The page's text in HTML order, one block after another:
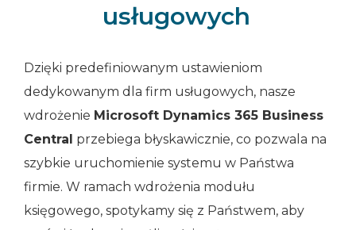
usługowych
Dzięki predefiniowanym ustawieniom
dedykowanym dla firm usługowych, nasze
wdrożenie Microsoft Dynamics 365 Business
Central przebiega błyskawicznie, co pozwala na
szybkie uruchomienie systemu w Państwa
firmie. W ramach wdrożenia modułu
księgowego, spotykamy się z Państwem, aby